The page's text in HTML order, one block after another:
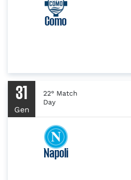
Como
31
Gen
22° Match
Day
Napoli